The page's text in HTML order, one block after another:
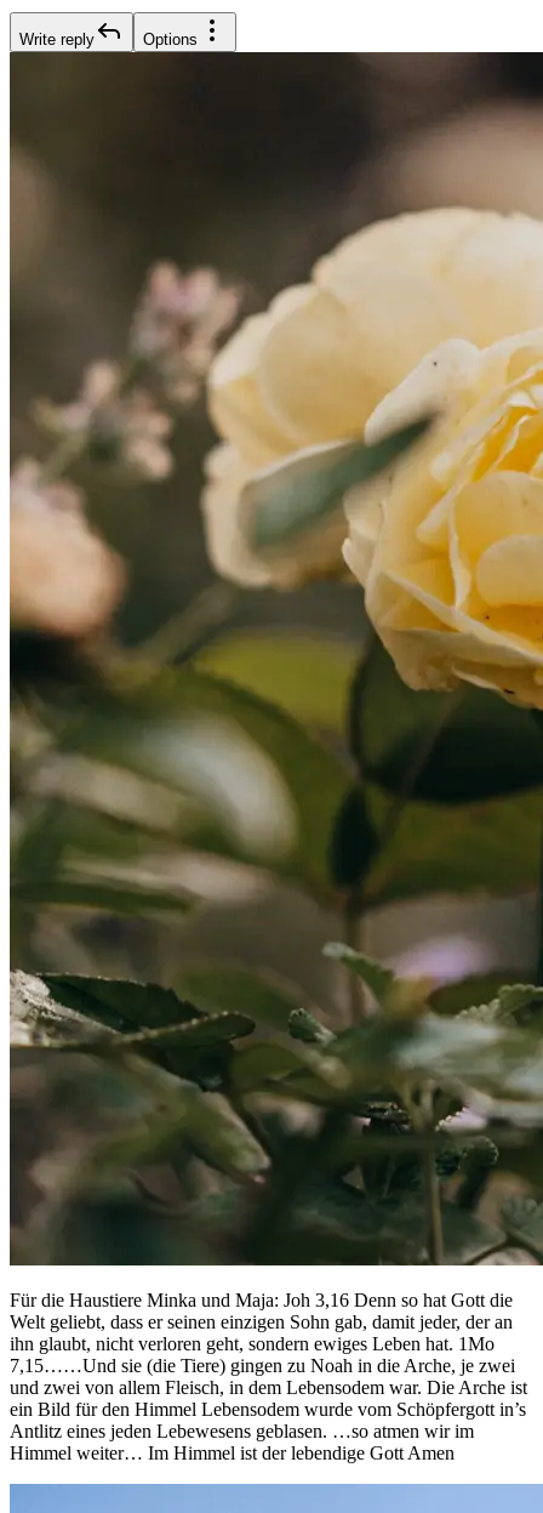
Write reply Options
Für die Haustiere Minka und Maja: Joh 3,16 Denn so hat Gott die
Welt geliebt, dass er seinen einzigen Sohn gab, damit jeder, der an
ihn glaubt, nicht verloren geht, sondern ewiges Leben hat. 1Mo
7,15……Und sie (die Tiere) gingen zu Noah in die Arche, je zwei
und zwei von allem Fleisch, in dem Lebensodem war. Die Arche ist
ein Bild für den Himmel Lebensodem wurde vom Schöpfergott in’s
Antlitz eines jeden Lebewesens geblasen. …so atmen wir im
Himmel weiter… Im Himmel ist der lebendige Gott Amen